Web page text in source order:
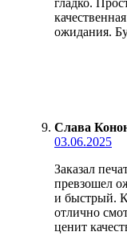
ожидания.
Слава
03.06.2025
Заказал
превзошел
и быстрый.
отлично
ценит